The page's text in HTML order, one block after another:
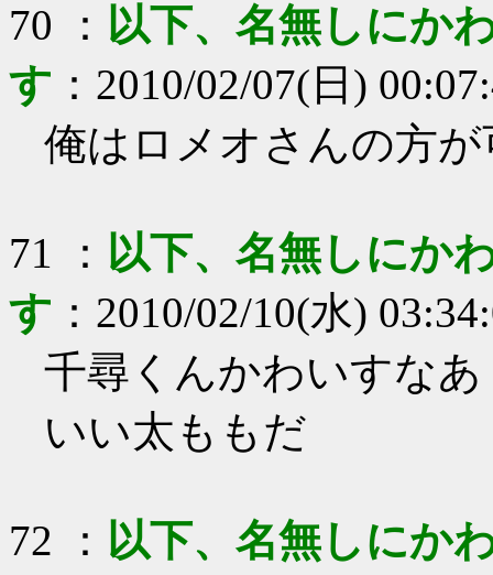
70 ： 以下、名無しにか
す ： 2010/02/07(日)
俺はロメオさんの方
71 ： 以下、名無しにか
す ： 2010/02/10(水)
千尋くんかわいすなあ
いい太ももだ
72 ： 以下、名無しにか